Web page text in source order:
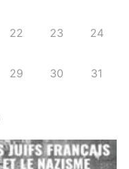
22 23 24
29 30 31